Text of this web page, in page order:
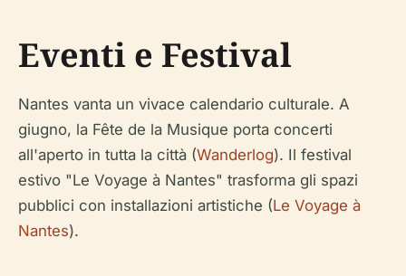
Eventi e Festival
Nantes vanta un vivace calendario culturale. A
giugno, la Fête de la Musique porta concerti
all'aperto in tutta la città (Wanderlog). Il festival
estivo "Le Voyage à Nantes" trasforma gli spazi
pubblici con installazioni artistiche (Le Voyage à
Nantes).